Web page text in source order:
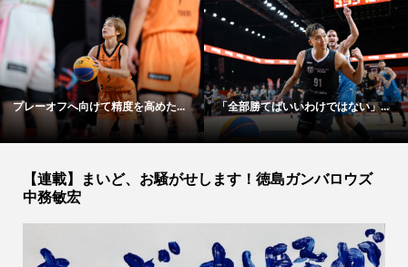
レーオフへ向けて精度を高めた... 「全部勝てばいいわけではない」...
【連載】まいど、お騒がせします！徳島ガンバロウズ
中務敏宏